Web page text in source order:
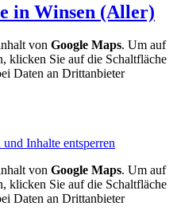
in Winsen (Aller)
von Google Maps. Um auf
klicken Sie auf die Schaltfläche
Daten an Drittanbieter
Inhalte entsperren
von Google Maps. Um auf
klicken Sie auf die Schaltfläche
Daten an Drittanbieter